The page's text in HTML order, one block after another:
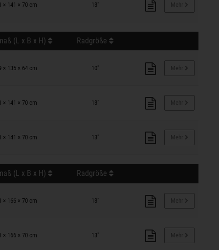
× 141 × 70 cm 13"
(L x B x H) Radgröße
× 135 × 64 cm 10"
× 141 × 70 cm 13"
× 141 × 70 cm 13"
(L x B x H) Radgröße
× 166 × 70 cm 13"
× 166 × 70 cm 13"